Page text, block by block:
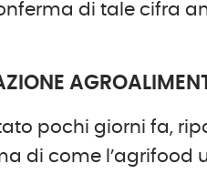
di tale cifra
pochi giorni fa,
di come